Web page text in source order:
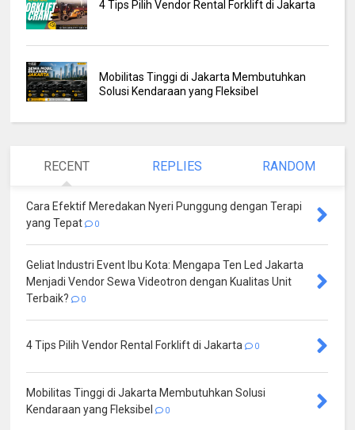
4 Tips Pilih Vendor Rental Forklift di Jakarta
Mobilitas Tinggi di Jakarta Membutuhkan
Solusi Kendaraan yang Fleksibel
RECENT REPLIES RANDOM
Cara Efektif Meredakan Nyeri Punggung dengan Terapi
yang Tepat
0
Geliat Industri Event Ibu Kota: Mengapa Ten Led Jakarta
Menjadi Vendor Sewa Videotron dengan Kualitas Unit
Terbaik?
0
4 Tips Pilih Vendor Rental Forklift di Jakarta 0
Mobilitas Tinggi di Jakarta Membutuhkan Solusi
Kendaraan yang Fleksibel
0